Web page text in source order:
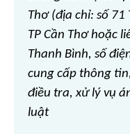
Thơ (địa chỉ: số 71
TP Cần Thơ hoặc
Thanh Bình, số
cung cấp thông
điều tra, xử lý vụ
luật